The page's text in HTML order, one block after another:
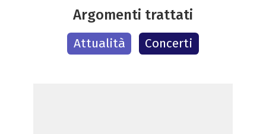
Argomenti trattati
Attualità Concerti